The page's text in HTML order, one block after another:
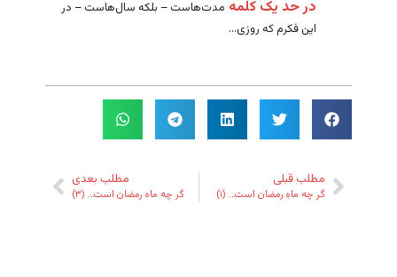
در حد یک کلمه مدت‌هاست – بلکه سال‌هاست – در
این فکرم که روزی...
مطلب قبلی
گر چه ماهِ رمضان است… (۱)
مطلب بعدی
گر چه ماه رمضان است… (۳)